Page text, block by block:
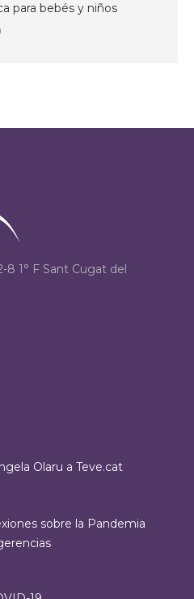
para bebés y niños
8 1° F Sant Cugat del
Olaru a Teve.cat
sobre la Pandemia